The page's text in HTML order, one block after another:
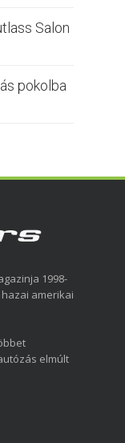
Salon
pokolba
1998-
amerikai
elmúlt